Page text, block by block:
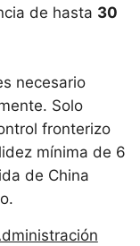
de hasta 30
necesario
Solo
fronterizo
mínima de 6
de China